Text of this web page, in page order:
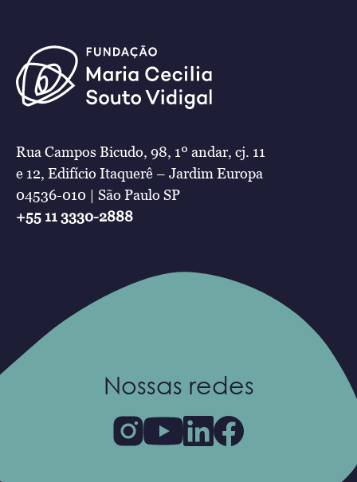
Rua Campos Bicudo, 98, 1º andar, cj. 11
e 12, Edifício Itaquerê – Jardim Europa
04536-010 | São Paulo SP
+55 11 3330-2888
Nossas redes